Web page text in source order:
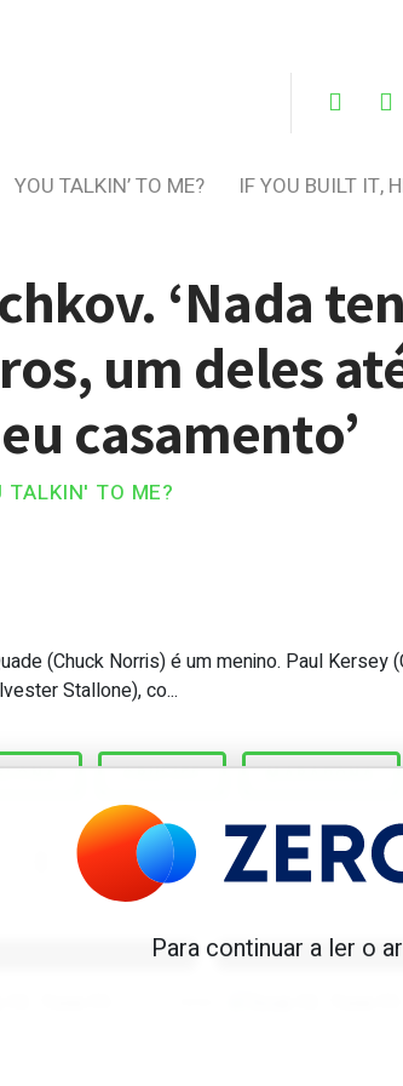
YOU TALKIN’ TO ME? IF YOU BUILT IT,
‘Nada
um deles
casamento’
TALKIN' TO ME?
‘Nada tenho contra os
(Chuck Norris) é um menino. Paul
Stallone), co...
CRUIJFF MARADONA
Para continuar a ler o